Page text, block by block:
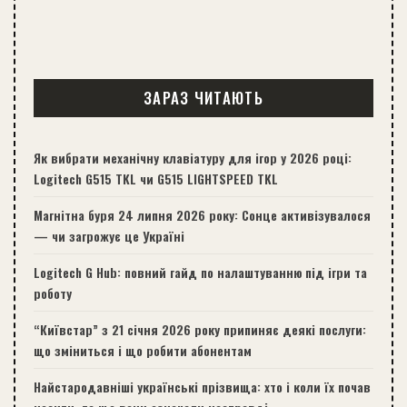
ЗАРАЗ ЧИТАЮТЬ
Як вибрати механічну клавіатуру для ігор у 2026 році:
Logitech G515 TKL чи G515 LIGHTSPEED TKL
Магнітна буря 24 липня 2026 року: Сонце активізувалося
— чи загрожує це Україні
Logitech G Hub: повний гайд по налаштуванню під ігри та
роботу
“Київстар” з 21 січня 2026 року припиняє деякі послуги:
що зміниться і що робити абонентам
Найстародавніші українські прізвища: хто і коли їх почав